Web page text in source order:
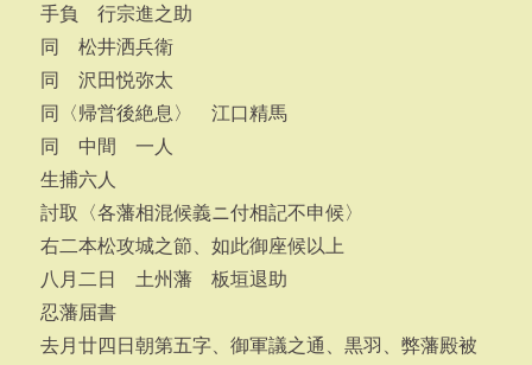
手負 行宗進之助
同 松井洒兵衛
同 沢田悦弥太
同〈帰営後絶息〉 江口精馬
同 中間 一人
生捕六人
討取〈各藩相混候義ニ付相記不申候〉
右二本松攻城之節、如此御座候以上
八月二日 土州藩 板垣退助
忍藩届書
去月廿四日朝第五字、御軍議之通、黒羽、弊藩殿被